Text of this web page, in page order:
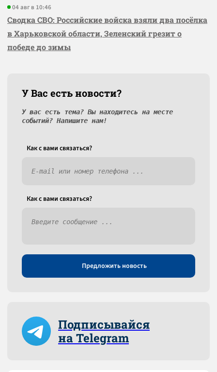
04 авг в 10:46
Сводка СВО: Российские войска взяли два посёлка
в Харьковской области, Зеленский грезит о
победе до зимы
У Вас есть новости?
У вас есть тема? Вы находитесь на месте
событий? Напишите нам!
Как c вами связаться?
Как c вами связаться?
Предложить новость
Подписывайся
на Telegram